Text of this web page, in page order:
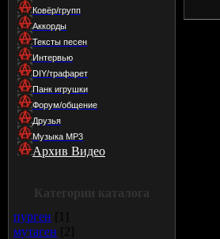
Ковёр/групп
Аккорды
Тексты песен
Интервью
DIY/трафарет
Панк игрушки
Форум/общение
Друзья
Музыка МР3
Архив Видео
Категории каталога
пурген
[1]
мутаген
[2]